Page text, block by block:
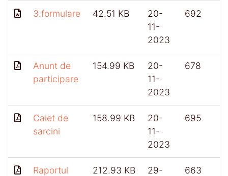
3.formulare 42.51 KB
20-
11-
2023
692
Anunt de
participare
154.99 KB
20-
11-
2023
678
Caiet de
sarcini
158.99 KB
20-
11-
2023
695
Raportul
212.93 KB
29-
663